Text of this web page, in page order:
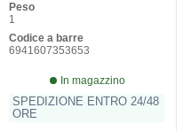
Peso
1
Codice a barre
6941607353653
In magazzino
SPEDIZIONE ENTRO 24/48
ORE